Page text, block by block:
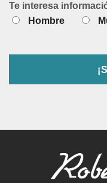
Te interesa
Hombre